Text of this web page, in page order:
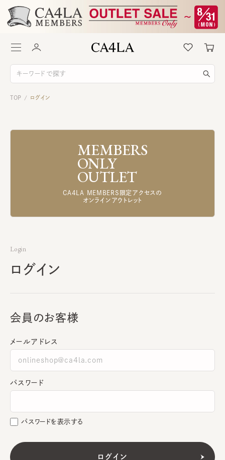
TOP / ログイン
MEMBERS
ONLY
OUTLET
CA4LA MEMBERS限定アクセスの
オンラインアウトレット
Login
ログイン
会員のお客様
メールアドレス
パスワード
パスワードを表示する